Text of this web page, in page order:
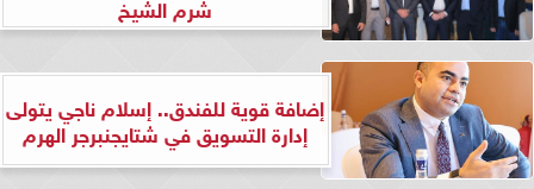
شرم الشيخ
إضافة قوية للفندق.. إسلام ناجي يتولى
إدارة التسويق في شتايجنبرجر الهرم